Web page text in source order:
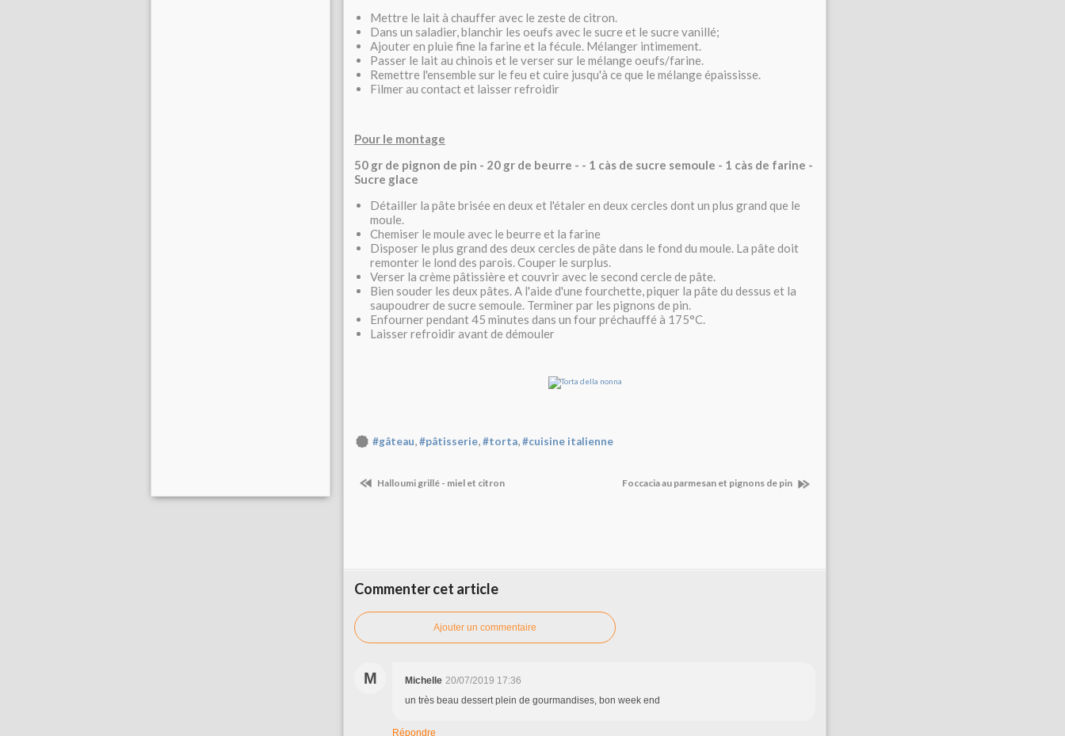
Mettre le lait à chauffer avec le zeste de citron.
Dans un saladier, blanchir les oeufs avec le sucre et le sucre vanillé;
Ajouter en pluie fine la farine et la fécule. Mélanger intimement.
Passer le lait au chinois et le verser sur le mélange oeufs/farine.
Remettre l'ensemble sur le feu et cuire jusqu'à ce que le mélange épaississe.
Filmer au contact et laisser refroidir
Pour le montage
50 gr de pignon de pin - 20 gr de beurre - - 1 càs de sucre semoule - 1 càs de farine -
Sucre glace
Détailler la pâte brisée en deux et l'étaler en deux cercles dont un plus grand que le
moule.
Chemiser le moule avec le beurre et la farine
Disposer le plus grand des deux cercles de pâte dans le fond du moule. La pâte doit
remonter le lond des parois. Couper le surplus.
Verser la crème pâtissière et couvrir avec le second cercle de pâte.
Bien souder les deux pâtes. A l'aide d'une fourchette, piquer la pâte du dessus et la
saupoudrer de sucre semoule. Terminer par les pignons de pin.
Enfourner pendant 45 minutes dans un four préchauffé à 175°C.
Laisser refroidir avant de démouler
#gâteau,#pâtisserie,#torta,#cuisine italienne
Halloumi grillé - miel et citron Foccacia au parmesan et pignons de pin
Commenter cet article
Ajouter un commentaire
M Michelle 20/07/2019 17:36
un très beau dessert plein de gourmandises, bon week end
Répondre